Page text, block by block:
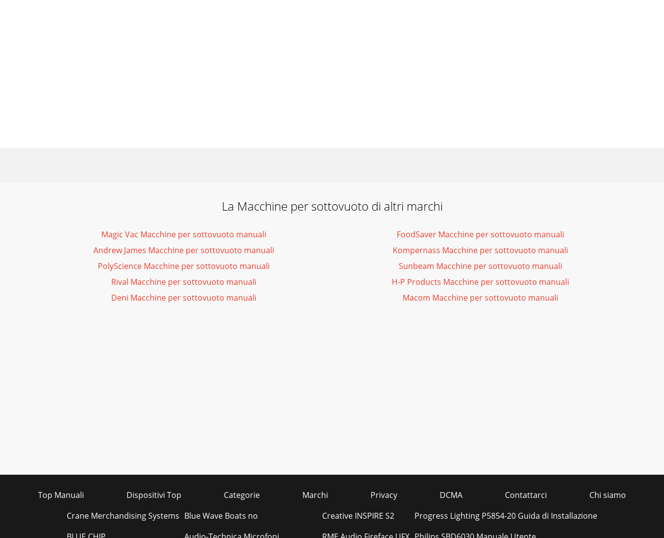
La Macchine per sottovuoto di altri marchi
Magic Vac Macchine per sottovuoto manuali
Andrew James Macchine per sottovuoto manuali
PolyScience Macchine per sottovuoto manuali
Rival Macchine per sottovuoto manuali
Deni Macchine per sottovuoto manuali
FoodSaver Macchine per sottovuoto manuali
Kompernass Macchine per sottovuoto manuali
Sunbeam Macchine per sottovuoto manuali
H-P Products Macchine per sottovuoto manuali
Macom Macchine per sottovuoto manuali
Top Manuali Dispositivi Top Categorie Marchi Privacy DCMA Contattarci
Chi siamo
Crane Merchandising Systems Blue Wave Boats no
Creative INSPIRE S2
Progress Lighting P5854-20 Guida di Installazione